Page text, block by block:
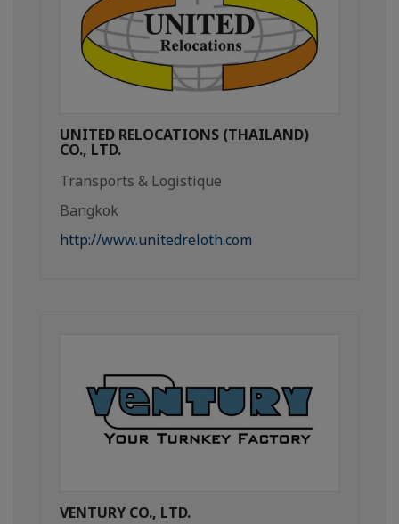
UNITED RELOCATIONS (THAILAND)
CO., LTD.
Transports & Logistique
Bangkok
http://www.unitedreloth.com
VENTURY CO., LTD.